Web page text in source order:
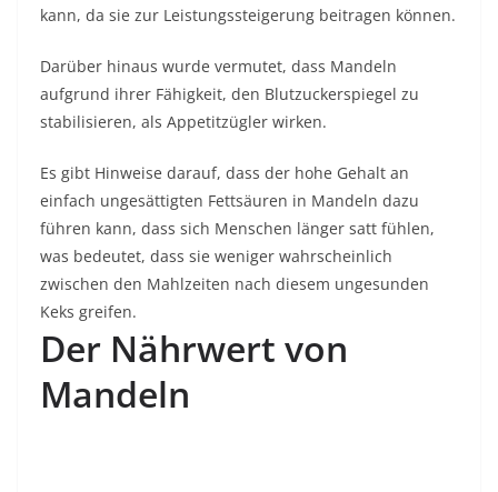
kann, da sie zur Leistungssteigerung beitragen können.
Darüber hinaus wurde vermutet, dass Mandeln
aufgrund ihrer Fähigkeit, den Blutzuckerspiegel zu
stabilisieren, als Appetitzügler wirken.
Es gibt Hinweise darauf, dass der hohe Gehalt an
einfach ungesättigten Fettsäuren in Mandeln dazu
führen kann, dass sich Menschen länger satt fühlen,
was bedeutet, dass sie weniger wahrscheinlich
zwischen den Mahlzeiten nach diesem ungesunden
Keks greifen.
Der Nährwert von
Mandeln